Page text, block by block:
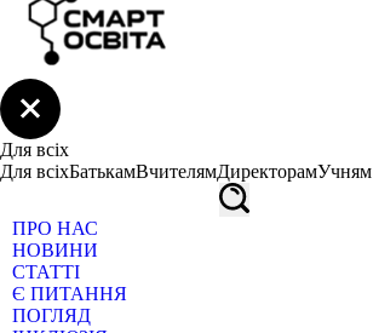
Для всіх
Для всіхБатькамВчителямДиректорамУчням
ПРО НАС
НОВИНИ
СТАТТІ
Є ПИТАННЯ
ПОГЛЯД